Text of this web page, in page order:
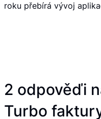
roku přebírá vývoj
2 odpověďi
Turbo